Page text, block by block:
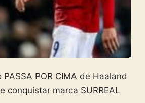
POR CIMA de Haaland
conquistar marca SURREAL